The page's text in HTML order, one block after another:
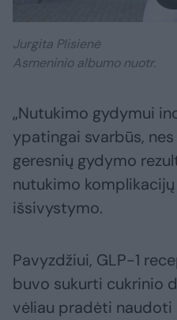
Jurgita Plisienė
Asmeninio albumo nuotr.
„Nutukimo gydymui
ypatingai svarbūs,
geresnių gydymo
nutukimo
išsivystymo.
Pavyzdžiui, GLP-1
buvo sukurti cukrinio
vėliau pradėti naudoti